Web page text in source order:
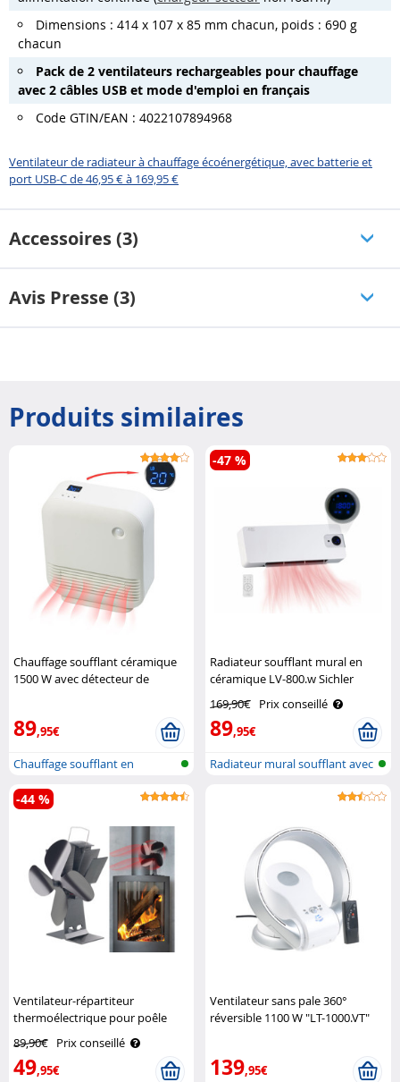
Dimensions : 414 x 107 x 85 mm chacun, poids : 690 g
chacun
Pack de 2 ventilateurs rechargeables pour chauffage
avec 2 câbles USB et mode d'emploi en français
Code GTIN/EAN : 4022107894968
Ventilateur de radiateur à chauffage écoénergétique, avec batterie et
port USB-C de 46,95 € à 169,95 €
Accessoires (3)
Avis Presse (3)
Produits similaires
Chauffage soufflant céramique
1500 W avec détecteur de
89,95€
Chauffage soufflant en
céramique av..
Radiateur soufflant mural en
céramique LV-800.w Sichler
169,90€ Prix conseillé
89,95€
-47 %
Radiateur mural soufflant avec
Ventilateur-répartiteur
thermoélectrique pour poêle
89,90€ Prix conseillé
49,95€
-44 %
Ventilateur sans pale 360°
réversible 1100 W "LT-1000.VT"
139,95€